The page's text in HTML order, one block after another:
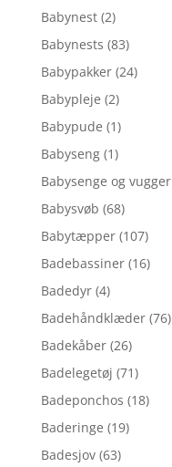
Babynest (2)
Babynests (83)
Babypakker (24)
Babypleje (2)
Babypude (1)
Babyseng (1)
Babysenge og vugger
Babysvøb (68)
Babytæpper (107)
Badebassiner (16)
Badedyr (4)
Badehåndklæder (76)
Badekåber (26)
Badelegetøj (71)
Badeponchos (18)
Baderinge (19)
Badesjov (63)